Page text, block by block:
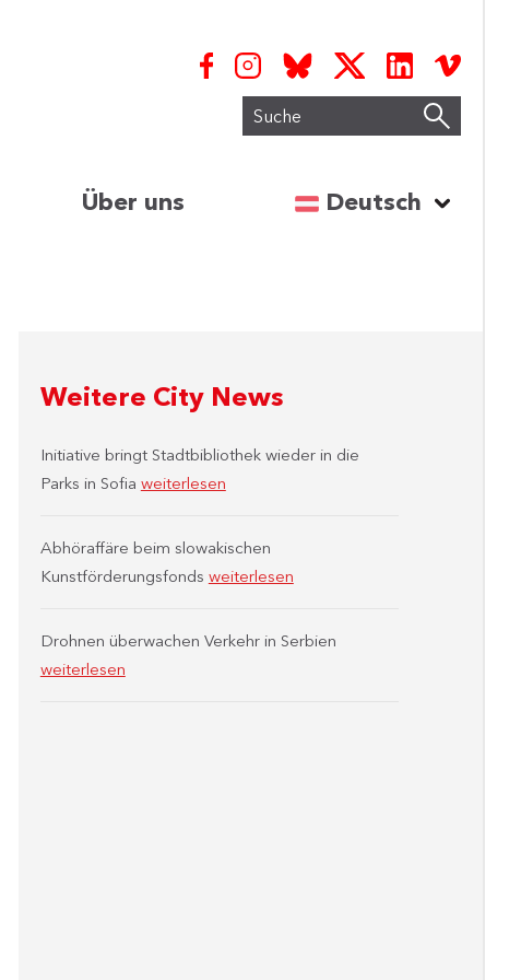
Suche
Über uns Sprache
Deutsch
Weitere City News
Initiative bringt Stadtbibliothek wieder in die
Parks in Sofia weiterlesen
Abhöraffäre beim slowakischen
Kunstförderungsfonds weiterlesen
Drohnen überwachen Verkehr in Serbien
weiterlesen